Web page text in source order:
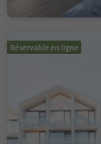
Réservable en ligne